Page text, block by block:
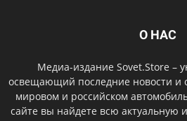
О НАС
Медиа-издание Sovet.Store –
освещающий последние новости и
мировом и российском
сайте вы найдете всю актуальную